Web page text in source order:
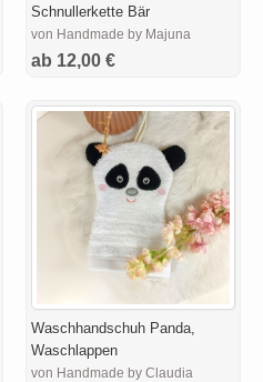
Schnullerkette Bär
von Handmade by Majuna
ab 12,00 €
Waschhandschuh Panda,
Waschlappen
von Handmade by Claudia